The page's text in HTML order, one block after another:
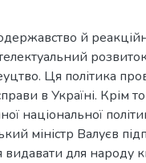
й
Ця політика
в Україні. Крім
національної
міністр Валуєв
видавати для